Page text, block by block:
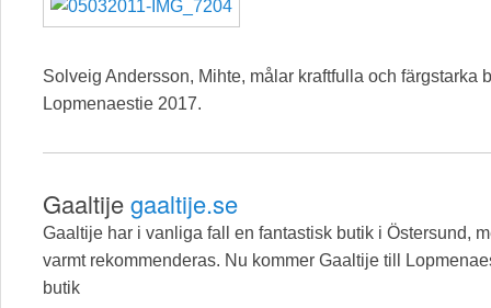
Solveig Andersson, Mihte, målar kraftfulla och färgstarka
Lopmenaestie 2017.
Gaaltijegaaltije.se
Gaaltije har i vanliga fall en fantastisk butik i Östersund,
varmt rekommenderas. Nu kommer Gaaltije till
butik